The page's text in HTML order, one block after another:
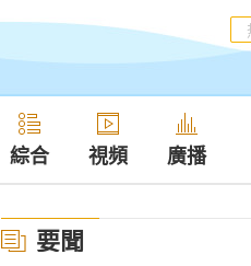
綜合 視頻 廣播
要聞